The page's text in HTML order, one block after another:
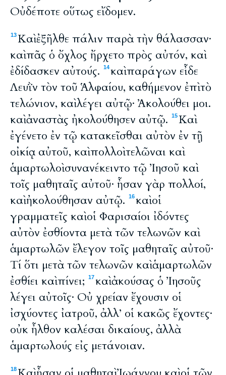
Οὐδέποτε οὕτως εἴδομεν.
13Καὶ ἐξῆλθε πάλιν παρὰ τὴν θάλασσαν·
καὶ πᾶς ὁ ὄχλος ἤρχετο πρὸς αὐτόν, καὶ
ἐδίδασκεν αὐτούς.
14καὶ παράγων εἶδε
Λευῒν τὸν τοῦ Ἁλφαίου, καθήμενον ἐπὶ τὸ
τελώνιον, καὶ λέγει αὐτῷ· Ἀκολούθει μοι.
καὶ ἀναστὰς ἠκολούθησεν αὐτῷ.
15Καὶ
ἐγένετο ἐν τῷ κατακεῖσθαι αὐτὸν ἐν τῇ
οἰκίᾳ αὐτοῦ, καὶ πολλοὶ τελῶναι καὶ
ἁμαρτωλοὶ συνανέκειντο τῷ Ἰησοῦ καὶ
τοῖς μαθηταῖς αὐτοῦ· ἦσαν γὰρ πολλοί,
καὶ ἠκολούθησαν αὐτῷ.
16καὶ οἱ
γραμματεῖς καὶ οἱ Φαρισαίοι ἰδόντες
αὐτὸν ἐσθίοντα μετὰ τῶν τελωνῶν καὶ
ἁμαρτωλῶν ἔλεγον τοῖς μαθηταῖς αὐτοῦ·
Τί ὅτι μετὰ τῶν τελωνῶν καὶ ἁμαρτωλῶν
ἐσθίει καὶ πίνει;
17καὶ ἀκούσας ὁ Ἰησοῦς
λέγει αὐτοῖς· Οὐ χρείαν ἔχουσιν οἱ
ἰσχύοντες ἰατροῦ, ἀλλ’ οἱ κακῶς ἔχοντες·
οὐκ ἦλθον καλέσαι δικαίους, ἀλλὰ
ἁμαρτωλούς εἰς μετάνοιαν.
18